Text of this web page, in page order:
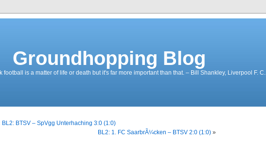
Groundhopping Blog
football is a matter of life or death but it's far more important than that. – Bill Shankley, Liverpool F. C.
BL2: BTSV – SpVgg Unterhaching 3:0 (1:0)
BL2: 1. FC SaarbrÃ¼cken – BTSV 2:0 (1:0) »